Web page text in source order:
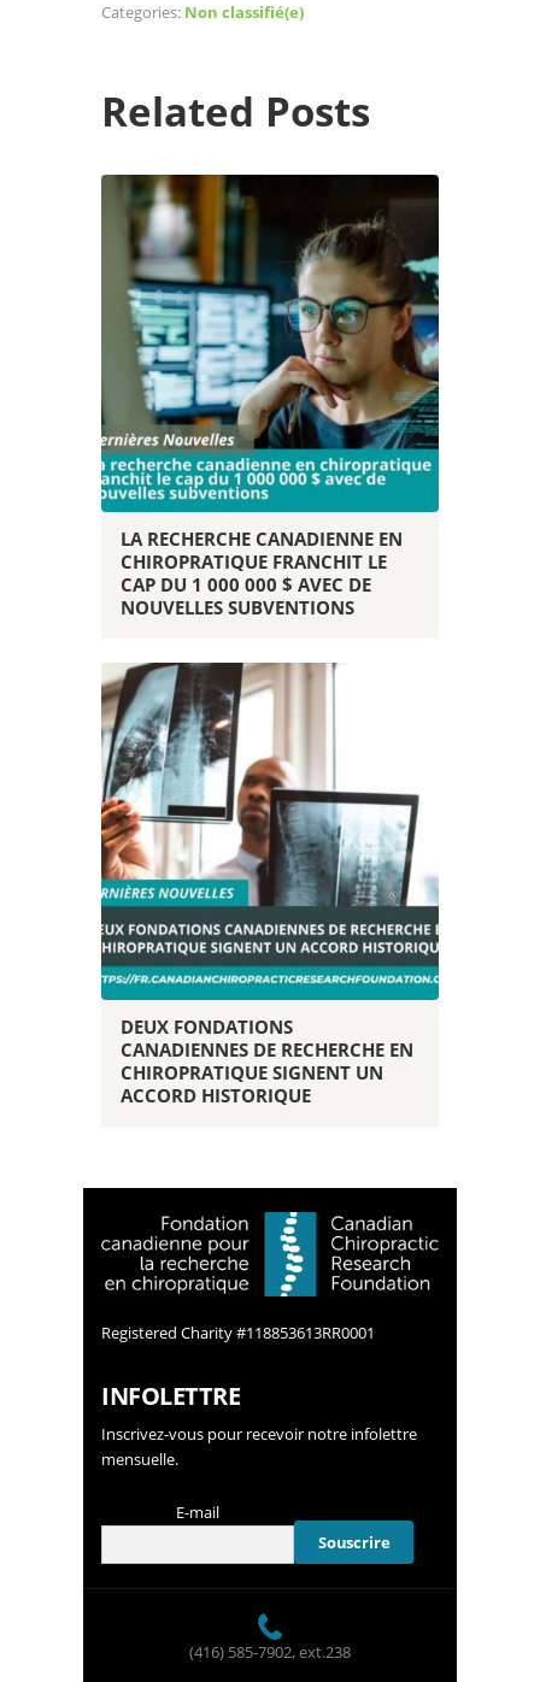
Categories: Non classifié(e)
Related Posts
LA RECHERCHE CANADIENNE EN
CHIROPRATIQUE FRANCHIT LE
CAP DU 1 000 000 $ AVEC DE
NOUVELLES SUBVENTIONS
DEUX FONDATIONS
CANADIENNES DE RECHERCHE EN
CHIROPRATIQUE SIGNENT UN
ACCORD HISTORIQUE
Registered Charity #118853613RR0001
INFOLETTRE
Inscrivez-vous pour recevoir notre infolettre
mensuelle.
E-mail
(416) 585-7902, ext.238